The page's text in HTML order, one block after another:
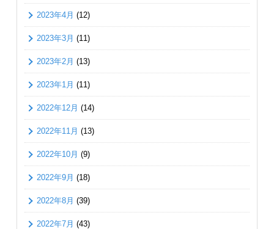
2023年4月 (12)
2023年3月 (11)
2023年2月 (13)
2023年1月 (11)
2022年12月 (14)
2022年11月 (13)
2022年10月 (9)
2022年9月 (18)
2022年8月 (39)
2022年7月 (43)